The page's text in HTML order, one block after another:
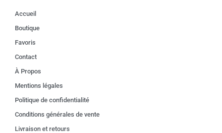
Accueil
Boutique
Favoris
Contact
À Propos
Mentions légales
Politique de confidentialité
Conditions générales de vente
Livraison et retours